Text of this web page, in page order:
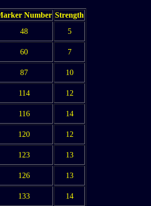
Number Strength
48
5
60 7
87 10
114 12
116 14
120 12
123 13
126 13
133 14